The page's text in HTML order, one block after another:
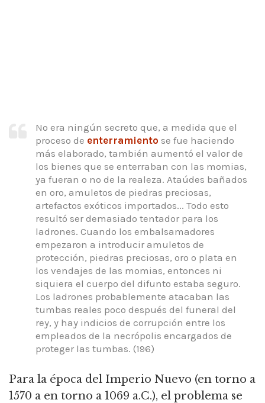
No era ningún secreto que, a medida que el
proceso de enterramiento se fue haciendo
más elaborado, también aumentó el valor de
los bienes que se enterraban con las momias,
ya fueran o no de la realeza. Ataúdes bañados
en oro, amuletos de piedras preciosas,
artefactos exóticos importados... Todo esto
resultó ser demasiado tentador para los
ladrones. Cuando los embalsamadores
empezaron a introducir amuletos de
protección, piedras preciosas, oro o plata en
los vendajes de las momias, entonces ni
siquiera el cuerpo del difunto estaba seguro.
Los ladrones probablemente atacaban las
tumbas reales poco después del funeral del
rey, y hay indicios de corrupción entre los
empleados de la necrópolis encargados de
proteger las tumbas. (196)
Para la época del Imperio Nuevo (en torno a
1570 a en torno a 1069 a.C.), el problema se